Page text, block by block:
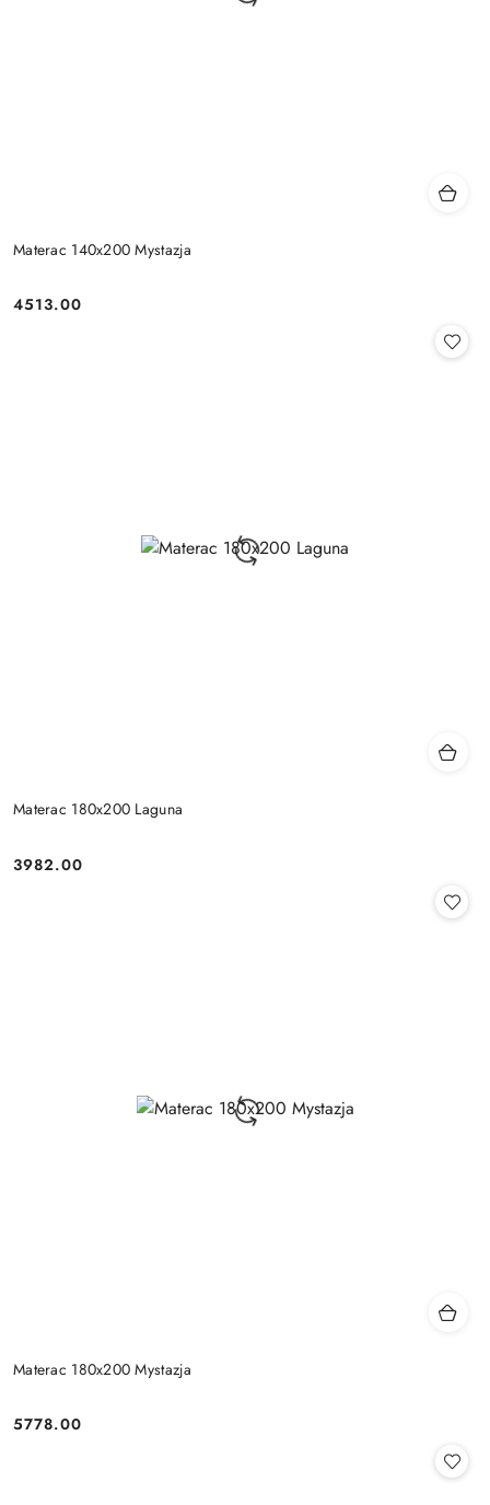
Materac 140x200 Mystazja
Cena:
4513.00
Materac 180x200 Laguna
Cena:
3982.00
Materac 180x200 Mystazja
Cena:
5778.00